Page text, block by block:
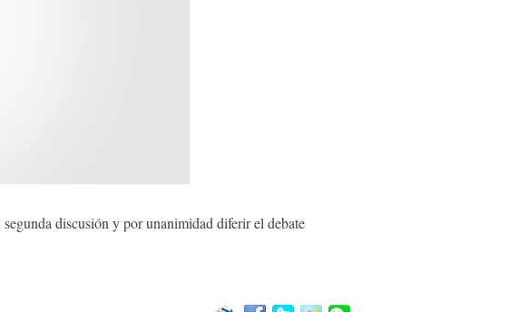
discusión y por unanimidad diferir el debate